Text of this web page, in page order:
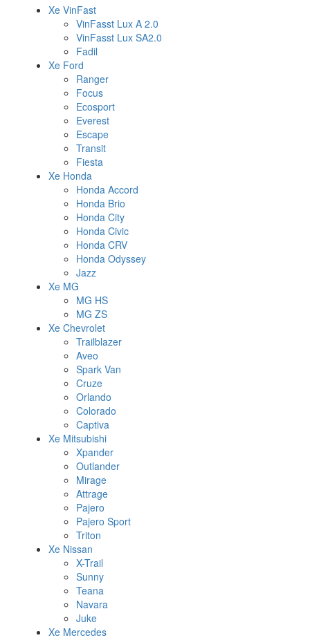
Xe VinFast
VinFasst Lux A 2.0
VinFasst Lux SA2.0
Fadil
Xe Ford
Ranger
Focus
Ecosport
Everest
Escape
Transit
Fiesta
Xe Honda
Honda Accord
Honda Brio
Honda City
Honda Civic
Honda CRV
Honda Odyssey
Jazz
Xe MG
MG HS
MG ZS
Xe Chevrolet
Trailblazer
Aveo
Spark Van
Cruze
Orlando
Colorado
Captiva
Xe Mitsubishi
Xpander
Outlander
Mirage
Attrage
Pajero
Pajero Sport
Triton
Xe Nissan
X-Trail
Sunny
Teana
Navara
Juke
Xe Mercedes